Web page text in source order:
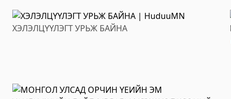
ХЭЛЭЛЦҮҮЛЭГТ УРЬЖ БАЙНА